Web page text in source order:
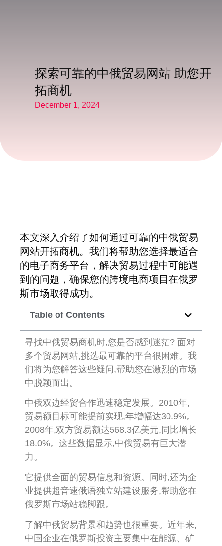
探索可靠的中俄贸易网站 助您开
拓商机
December 1, 2024
本文深入介绍了如何通过可靠的中俄贸易
网站开拓商机。我们将帮助您选择最适合
的电子商务平台，解决贸易过程中可能遇
到的问题，确保您的跨境电商项目在俄罗
斯市场取得成功。
Table of Contents
寻找中俄贸易商机时,您是否感到迷茫? 面对
多个贸易网站,挑选最可靠的平台很困难。我
们将为您解答这些疑问,帮助您在激烈的市场
中脱颖而出。
中俄双边经贸合作迅速稳定发展。2010年,
贸易额目标可能提前实现,年增幅达30.9%。
2008年,双方贸易额达568.3亿美元,同比增长
18.0%。这些数据显示,中俄贸易有巨大潜
力。
它提供全面的贸易信息和资源。同时,还为企
业提供超音速俄语独立站建设服务,帮助您在
俄罗斯市场站稳脚跟。
了解中俄贸易背景和趋势也很重要。近年来,
中国企业在俄罗斯投资主要集中在能源、矿